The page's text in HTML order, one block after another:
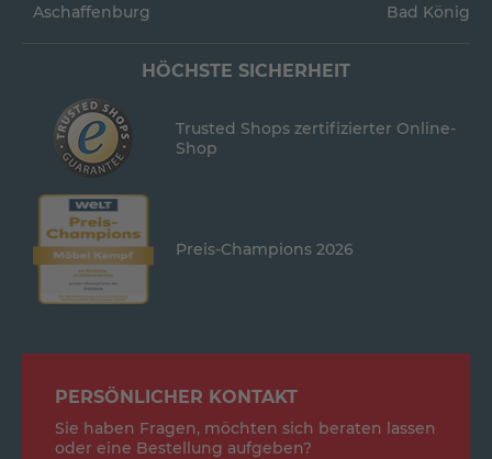
Aschaffenburg Bad König
HÖCHSTE SICHERHEIT
Trusted Shops zertifizierter Online-
Shop
Preis-Champions 2026
PERSÖNLICHER KONTAKT
Sie haben Fragen, möchten sich beraten lassen
oder eine Bestellung aufgeben?